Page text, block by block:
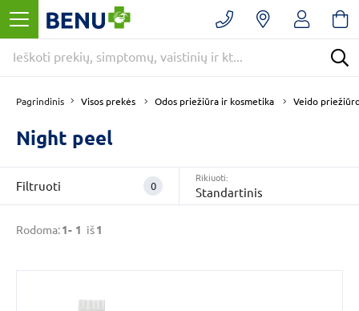
Pagrindinis Visos prekės Odos priežiūra ir kosmetika Veido
FiltruotiPanaikinti
filtrus
Kategorijos
Odos
ir
kosmetika (1)
Veido
priežiūros
priemonės (1)
Night peel
Rodoma:1- 1 iš1
Filtruoti 0
Rikiuoti:
Standartinis